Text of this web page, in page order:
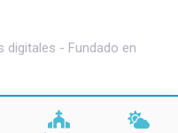
- Fundado en